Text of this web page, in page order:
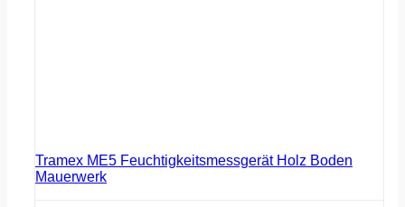
Tramex ME5 Feuchtigkeitsmessgerät Holz Boden
Mauerwerk